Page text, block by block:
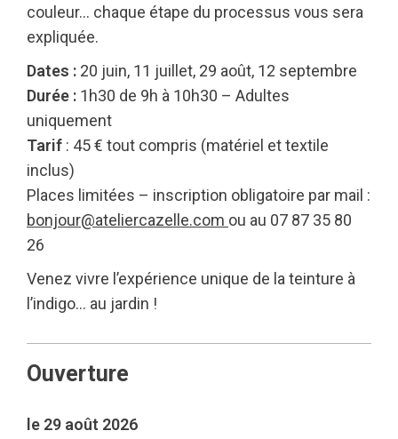
couleur… chaque étape du processus vous sera
expliquée.
Dates : 20 juin, 11 juillet, 29 août, 12 septembre
Durée : 1h30 de 9h à 10h30 – Adultes
uniquement
Tarif : 45 € tout compris (matériel et textile
inclus)
Places limitées – inscription obligatoire par mail :
bonjour@ateliercazelle.com ou au 07 87 35 80
26
Venez vivre l’expérience unique de la teinture à
l’indigo… au jardin !
Ouverture
le 29 août 2026